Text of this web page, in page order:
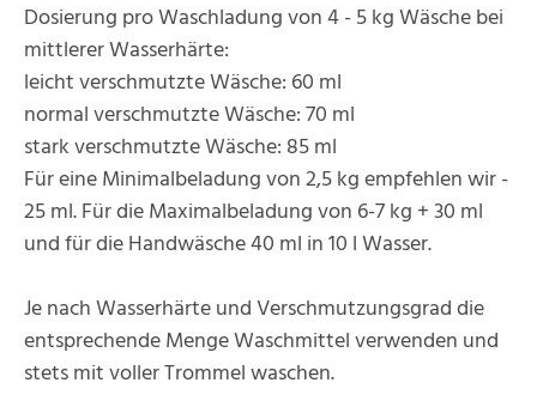
Dosierung pro Waschladung von 4 - 5 kg Wäsche bei
mittlerer Wasserhärte:
leicht verschmutzte Wäsche: 60 ml
normal verschmutzte Wäsche: 70 ml
stark verschmutzte Wäsche: 85 ml
Für eine Minimalbeladung von 2,5 kg empfehlen wir -
25 ml. Für die Maximalbeladung von 6-7 kg + 30 ml
und für die Handwäsche 40 ml in 10 l Wasser.
Je nach Wasserhärte und Verschmutzungsgrad die
entsprechende Menge Waschmittel verwenden und
stets mit voller Trommel waschen.